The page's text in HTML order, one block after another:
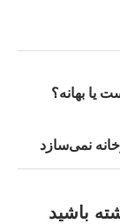
یا بهانه؟
نمی‌سازد
باشید